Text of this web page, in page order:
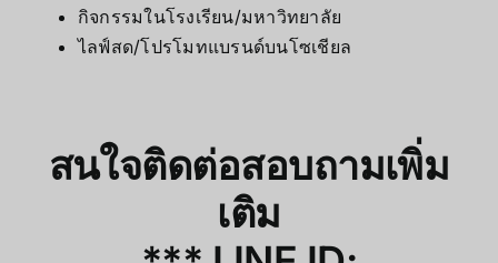
กิจกรรมในโรงเรียน/มหาวิทยาลัย
ไลฟ์สด/โปรโมทแบรนด์บนโซเชียล
สนใจติดต่อสอบถามเพิ่ม
เติม